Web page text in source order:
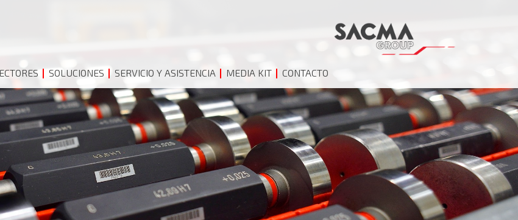
SOLUCIONES SERVICIO Y ASISTENCIA MEDIA KIT CONTACTO